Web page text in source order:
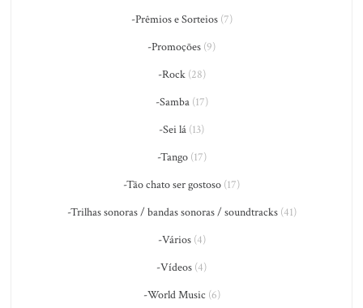
-Prêmios e Sorteios(7)
-Promoções (9)
-Rock(28)
-Samba(17)
-Sei lá (13)
-Tango(17)
-Tão chato ser gostoso (17)
-Trilhas sonoras / bandas sonoras / soundtracks(41)
-Vários(4)
-Vídeos (4)
-World Music (6)